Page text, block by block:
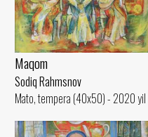
Maqom
Sodiq Rahmsnov
Mato, tempera (40x50) - 2020 yil